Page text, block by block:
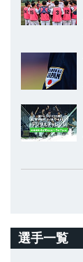
選手一覧